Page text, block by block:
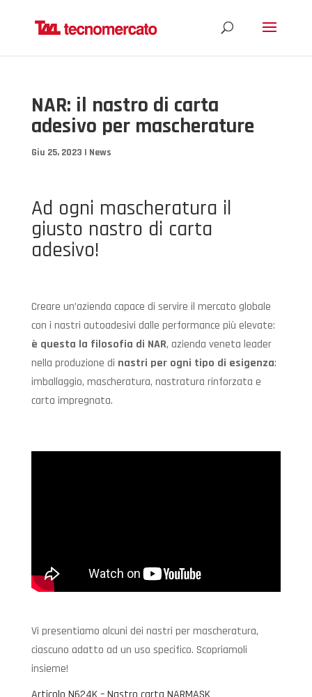
NAR: il nastro di carta
adesivo per mascherature
Giu 25, 2023 | News
Ad ogni mascheratura il
giusto nastro di carta
adesivo!
Creare un’azienda capace di servire il mercato globale
con i nastri autoadesivi dalle performance più elevate:
è questa la filosofia di NAR, azienda veneta leader
nella produzione di nastri per ogni tipo di esigenza:
imballaggio, mascheratura, nastratura rinforzata e
carta impregnata.
Vi presentiamo alcuni dei nastri per mascheratura,
ciascuno adatto ad un uso specifico. Scopriamoli
insieme!